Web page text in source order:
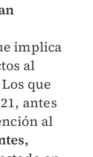
implica
al
que
antes
al